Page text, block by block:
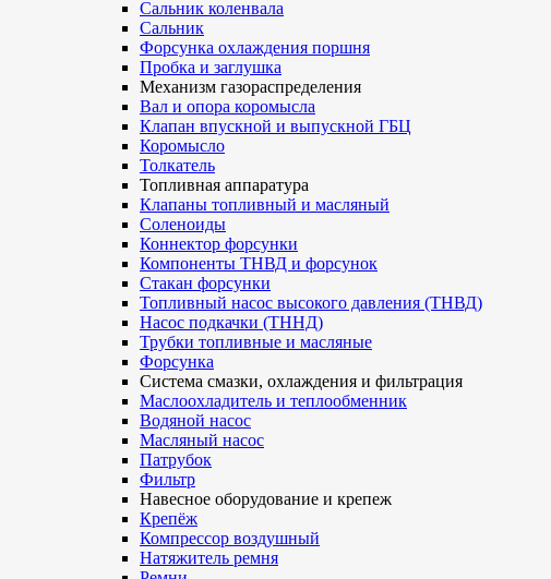
Сальник коленвала
Сальник
Форсунка охлаждения поршня
Пробка и заглушка
Механизм газораспределения
Вал и опора коромысла
Клапан впускной и выпускной ГБЦ
Коромысло
Толкатель
Топливная аппаратура
Клапаны топливный и масляный
Соленоиды
Коннектор форсунки
Компоненты ТНВД и форсунок
Стакан форсунки
Топливный насос высокого давления (ТНВД)
Насос подкачки (ТННД)
Трубки топливные и масляные
Форсунка
Система смазки, охлаждения и фильтрация
Маслоохладитель и теплообменник
Водяной насос
Масляный насос
Патрубок
Фильтр
Навесное оборудование и крепеж
Крепёж
Компрессор воздушный
Натяжитель ремня